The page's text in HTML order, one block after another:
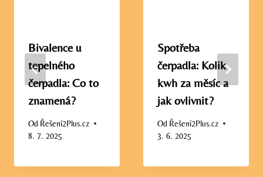
Bivalence u
tepelného
čerpadla: Co to
znamená?
Od Řešení2Plus.cz
8. 7. 2025
Spotřeba
čerpadla: Kolik
kwh za měsíc a
jak ovlivnit?
Od Řešení2Plus.cz
3. 6. 2025